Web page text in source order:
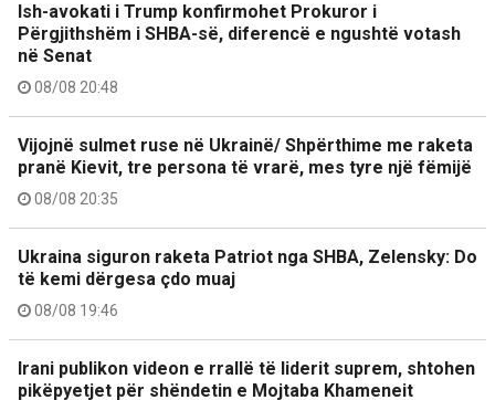
Ish-avokati i Trump konfirmohet Prokuror i
Përgjithshëm i SHBA-së, diferencë e ngushtë votash
në Senat
08/08 20:48
Vijojnë sulmet ruse në Ukrainë/ Shpërthime me raketa
pranë Kievit, tre persona të vrarë, mes tyre një fëmijë
08/08 20:35
Ukraina siguron raketa Patriot nga SHBA, Zelensky: Do
të kemi dërgesa çdo muaj
08/08 19:46
Irani publikon videon e rrallë të liderit suprem, shtohen
pikëpyetjet për shëndetin e Mojtaba Khameneit